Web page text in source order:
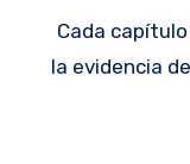
Cada capítulo de MasterChef nos pone ante
la evidencia